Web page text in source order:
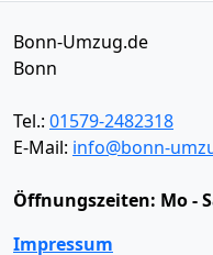
Bonn-Umzug.de
Bonn
Tel.: 01579-2482318
E-Mail: info@bonn-
Öffnungszeiten: Mo -
Impressum